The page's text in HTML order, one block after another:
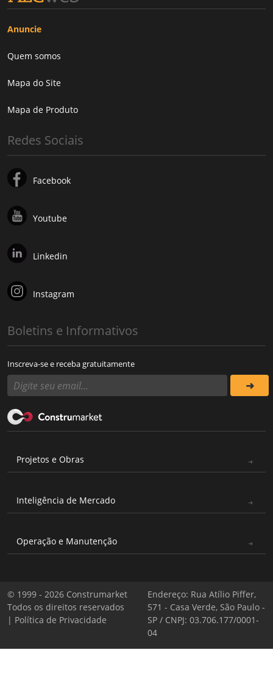
Anuncie
Quem somos
Mapa do Site
Mapa de Produto
Redes Sociais
Facebook
Youtube
Linkedin
Instagram
Boletins e Informativos
Inscreva-se e receba gratuitamente
Projetos e Obras
Inteligência de Mercado
Operação e Manutenção
© 1999 - 2026 Construmarket
Todos os direitos reservados
| Política de Privacidade
Endereço: Rua Atílio Piffer,
571 - Casa Verde, São Paulo -
SP / CNPJ: 03.706.177/0001-
04